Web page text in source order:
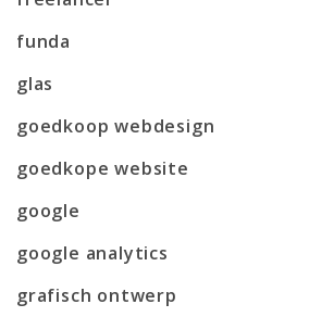
funda
glas
goedkoop webdesign
goedkope website
google
google analytics
grafisch ontwerp